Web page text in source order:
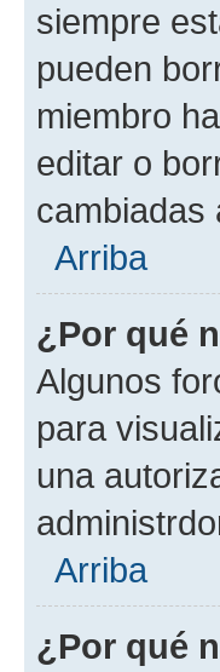
siempre
pueden
miembro
editar o
cambiadas
Arriba
¿Por qué
Algunos
para
una
Arriba
¿Por qué